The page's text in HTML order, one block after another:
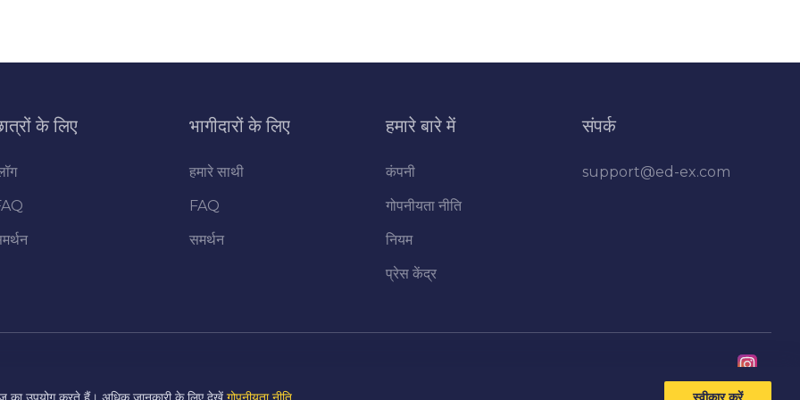
के लिए भागीदारों के लिए
हमारे साथी
FAQ
समर्थन
हमारे बारे में
कंपनी
गोपनीयता नीति
नियम
प्रेस केंद्र
संपर्क
support@ed-ex.com